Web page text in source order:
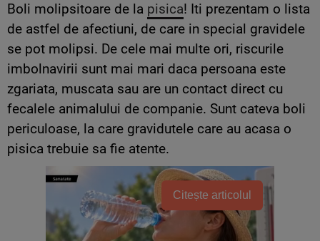
Boli molipsitoare de la pisica! Iti prezentam o lista
de astfel de afectiuni, de care in special gravidele
se pot molipsi. De cele mai multe ori, riscurile
imbolnavirii sunt mai mari daca persoana este
zgariata, muscata sau are un contact direct cu
fecalele animalului de companie. Sunt cateva boli
periculoase, la care gravidutele care au acasa o
pisica trebuie sa fie atente.
Citește articolul